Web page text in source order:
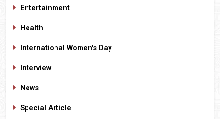
Entertainment
Health
International Women's Day
Interview
News
Special Article